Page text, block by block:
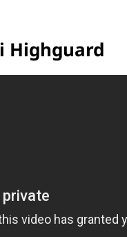
Highguard